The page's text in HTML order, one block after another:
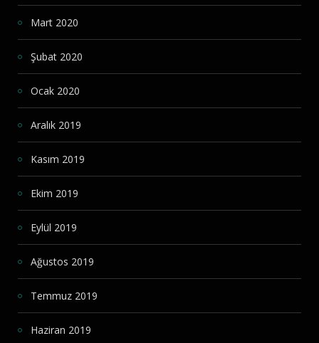
Mart 2020
Şubat 2020
Ocak 2020
Aralık 2019
Kasım 2019
Ekim 2019
Eylül 2019
Ağustos 2019
Temmuz 2019
Haziran 2019